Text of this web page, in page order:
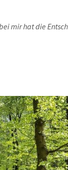
mir hat die